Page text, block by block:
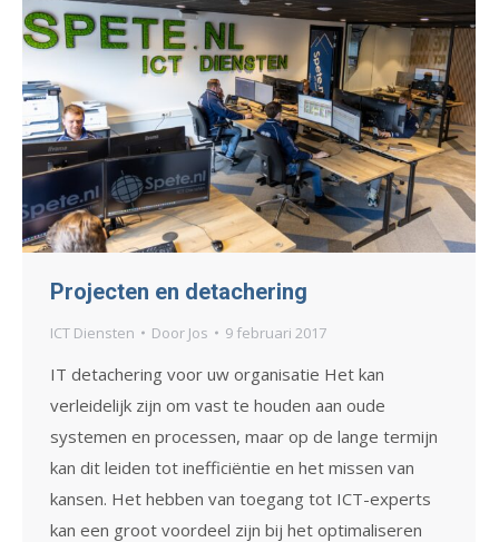
Projecten en detachering
ICT Diensten Door Jos 9 februari 2017
IT detachering voor uw organisatie Het kan
verleidelijk zijn om vast te houden aan oude
systemen en processen, maar op de lange termijn
kan dit leiden tot inefficiëntie en het missen van
kansen. Het hebben van toegang tot ICT-experts
kan een groot voordeel zijn bij het optimaliseren